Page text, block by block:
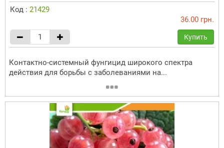
Код : 21429
36.00 грн.
Купить
Контактно-системный фунгицид широкого спектра
действия для борьбы с заболеваниями на...